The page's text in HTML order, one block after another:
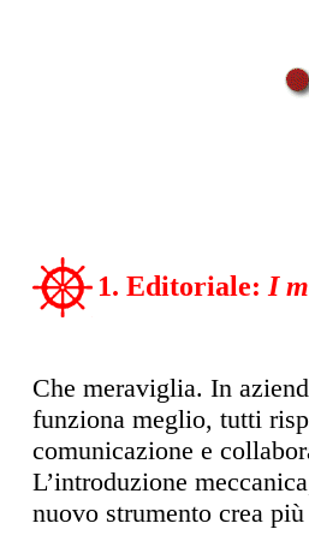
1. Editoriale: I
Che meraviglia. In
funziona meglio, tutti
comunicazione e
L’introduzione
nuovo strumento crea